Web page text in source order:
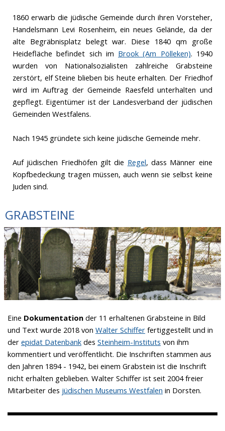
1860 erwarb die jüdische Gemeinde durch ihren Vorsteher,
Handelsmann Levi Rosenheim, ein neues Gelände, da der
alte Begräbnisplatz belegt war. Diese 1840 qm große
Heidefläche befindet sich im Brook (Am Pölleken). 1940
wurden von Nationalsozialisten zahlreiche Grabsteine
zerstört, elf Steine blieben bis heute erhalten. Der Friedhof
wird im Auftrag der Gemeinde Raesfeld unterhalten und
gepflegt. Eigentümer ist der Landesverband der jüdischen
Gemeinden Westfalens.
Nach 1945 gründete sich keine jüdische Gemeinde mehr.
Auf jüdischen Friedhöfen gilt die Regel, dass Männer eine
Kopfbedeckung tragen müssen, auch wenn sie selbst keine
Juden sind.
GRABSTEINE
Eine Dokumentation der 11 erhaltenen Grabsteine in Bild
und Text wurde 2018 von Walter Schiffer fertiggestellt und in
der epidat Datenbank des Steinheim-Instituts von ihm
kommentiert und veröffentlicht. Die Inschriften stammen aus
den Jahren 1894 - 1942, bei einem Grabstein ist die Inschrift
nicht erhalten geblieben. Walter Schiffer ist seit 2004 freier
Mitarbeiter des jüdischen Museums Westfalen in Dorsten.